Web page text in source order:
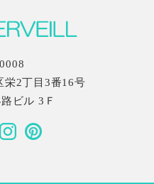
栄2丁目3番16号
ビル 3Ｆ